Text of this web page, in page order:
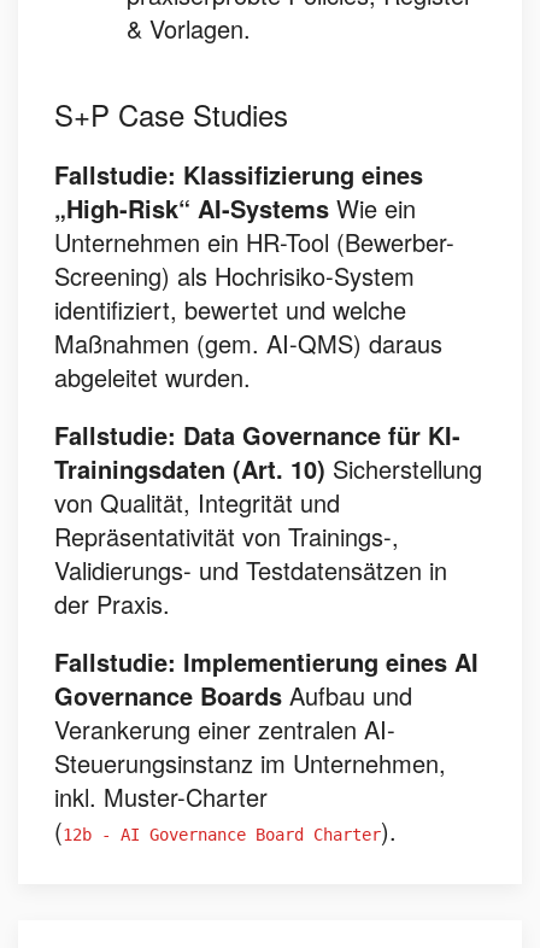
& Vorlagen.
S+P Case Studies
Fallstudie: Klassifizierung eines
„High-Risk“ AI-Systems Wie ein
Unternehmen ein HR-Tool (Bewerber-
Screening) als Hochrisiko-System
identifiziert, bewertet und welche
Maßnahmen (gem. AI-QMS) daraus
abgeleitet wurden.
Fallstudie: Data Governance für KI-
Trainingsdaten (Art. 10) Sicherstellung
von Qualität, Integrität und
Repräsentativität von Trainings-,
Validierungs- und Testdatensätzen in
der Praxis.
Fallstudie: Implementierung eines AI
Governance Boards Aufbau und
Verankerung einer zentralen AI-
Steuerungsinstanz im Unternehmen,
inkl. Muster-Charter
(12b - AI Governance Board Charter).